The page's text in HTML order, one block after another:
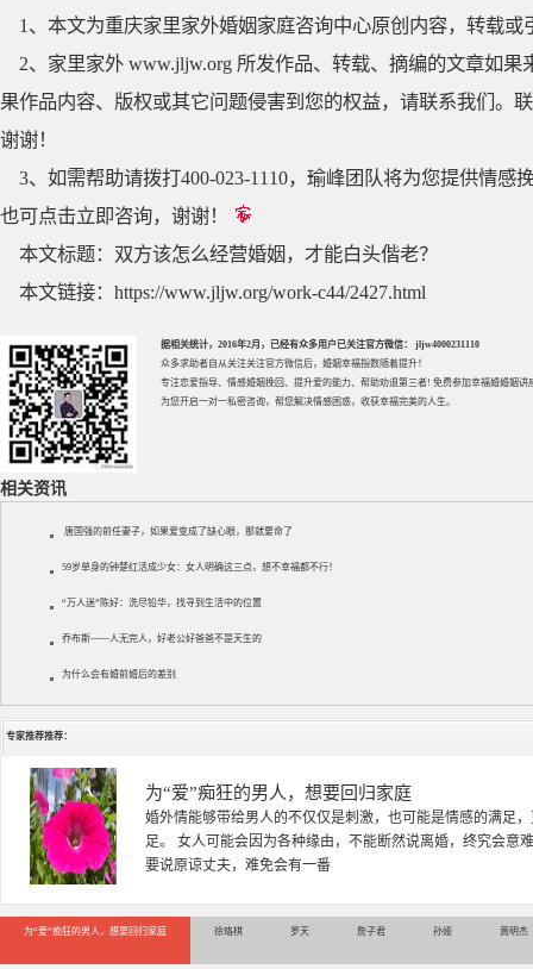
1、本文为重庆家里家外婚姻家庭咨询中心原创内容，转载
2、家里家外 www.jljw.org 所发作品、转载、摘编的文章如
果作品内容、版权或其它问题侵害到您的权益，请联系我们。
谢谢！
3、如需帮助请拨打400-023-1110，瑜峰团队将为您提供情
也可点击立即咨询，谢谢！
本文标题： 双方该怎么经营婚姻，才能白头偕老？
本文链接： https://www.jljw.org/work-c44/2427.html
据相关统计，2016年2月，已经有众多用户已关注官方微信： jljw4000231110
众多求助者自从关注关注官方微信后，婚姻幸福指数随着提升！
专注恋爱指导、 情感婚姻挽回 、提升爱的能力、帮助劝退第三者! 免费参加幸福婚婚姻讲
为您开启一对一私密咨询，帮您解决情感困惑，收获幸福完美的人生。
相关资讯
唐国强的前任妻子，如果爱变成了缺心眼，那就要命了
59岁单身的钟楚红活成少女：女人明确这三点，想不幸福都不行！
“万人迷”陈好：洗尽铅华，找寻到生活中的位置
乔布斯——人无完人，好老公好爸爸不是天生的
为什么会有婚前婚后的差别
专家推荐推荐：
徐珞棋
徐珞棋，婚姻家庭咨询师，毕业于重庆师范大学心理学专业
多年，对婚姻情感分析、恋爱择偶、夫妻关系，情感挽回、
千小时，积累了丰富的咨
为“爱”痴狂的男人，想要回归家庭 徐珞棋 罗天 詹子君 孙娅 黄明杰